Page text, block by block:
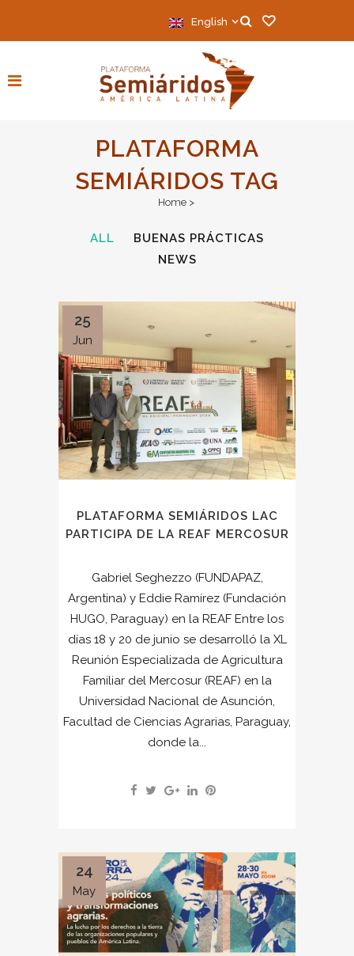
English
PLATAFORMA
SEMIÁRIDOS TAG
Home>
ALL
BUENAS PRÁCTICAS
NEWS
25
Jun
PLATAFORMA SEMIÁRIDOS LAC
PARTICIPA DE LA REAF MERCOSUR
Gabriel Seghezzo (FUNDAPAZ,
Argentina) y Eddie Ramírez (Fundación
HUGO, Paraguay) en la REAF Entre los
días 18 y 20 de junio se desarrolló la XL
Reunión Especializada de Agricultura
Familiar del Mercosur (REAF) en la
Universidad Nacional de Asunción,
Facultad de Ciencias Agrarias, Paraguay,
donde la...
24
May